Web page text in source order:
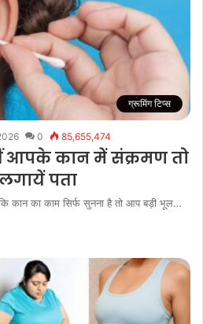
ग्रूमिंग टिप्स
0 85,655,474
आपके कान में संक्रमण तो
पता
का काम सिर्फ सुनना है तो आप बड़ी भूल…